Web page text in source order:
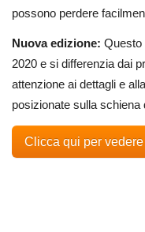
possono perdere
Nuova edizione: Questo
2020 e si differenzia dai
attenzione ai dettagli e
posizionate sulla schiena
Clicca qui per